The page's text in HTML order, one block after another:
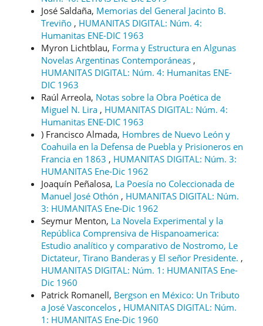
José Saldaña, Memorias del General Jacinto B.
Treviño , HUMANITAS DIGITAL: Núm. 4:
Humanitas ENE-DIC 1963
Myron Lichtblau, Forma y Estructura en Algunas
Novelas Argentinas Contemporáneas ,
HUMANITAS DIGITAL: Núm. 4: Humanitas ENE-
DIC 1963
Raúl Arreola, Notas sobre la Obra Poética de
Miguel N. Lira , HUMANITAS DIGITAL: Núm. 4:
Humanitas ENE-DIC 1963
) Francisco Almada, Hombres de Nuevo León y
Coahuila en la Defensa de Puebla y Prisioneros en
Francia en 1863 , HUMANITAS DIGITAL: Núm. 3:
HUMANITAS Ene-Dic 1962
Joaquín Peñalosa, La Poesía no Coleccionada de
Manuel José Othón , HUMANITAS DIGITAL: Núm.
3: HUMANITAS Ene-Dic 1962
Seymur Menton, La Novela Experimental y la
República Comprensiva de Hispanoamerica:
Estudio analítico y comparativo de Nostromo, Le
Dictateur, Tirano Banderas y El señor Presidente. ,
HUMANITAS DIGITAL: Núm. 1: HUMANITAS Ene-
Dic 1960
Patrick Romanell, Bergson en México: Un Tributo
a José Vasconcelos , HUMANITAS DIGITAL: Núm.
1: HUMANITAS Ene-Dic 1960